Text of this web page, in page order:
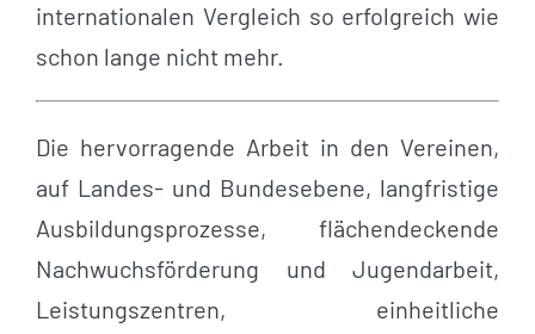
internationalen Vergleich so erfolgreich wie
schon lange nicht mehr.
Die hervorragende Arbeit in den Vereinen,
auf Landes- und Bundesebene, langfristige
Ausbildungsprozesse, flächendeckende
Nachwuchsförderung und Jugendarbeit,
Leistungszentren, einheitliche